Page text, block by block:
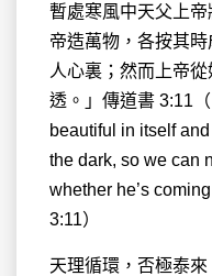
暫處寒風中天父上
帝造萬物，各按其
人心裏；然而上帝
透。」傳道書 3:11
beautiful in itself
the dark, so we can
whether he’s
3:11）
天理循環，否極泰